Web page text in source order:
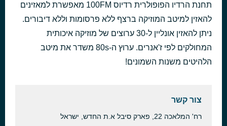
Invisible Touch
Genesis
Move Closer
Phyllis Nelson
לפני 35 דקות
תחנת הרדיו הפופולרית רדיוס 100FM מאפשרת למאזינים
להאזין למיטב המוזיקה ברצף ללא פרסומות וללא דיבורים.
ניתן להאזין אונליין ל-30 ערוצים של מוזיקה איכותית
המחולקים לפי ז'אנרים. ערוץ ה-80s משדר את מיטב
הלהיטים משנות השמונים!
צור קשר
רח' המלאכה 22, פארק סיבל א.ת החדש‎, ישראל